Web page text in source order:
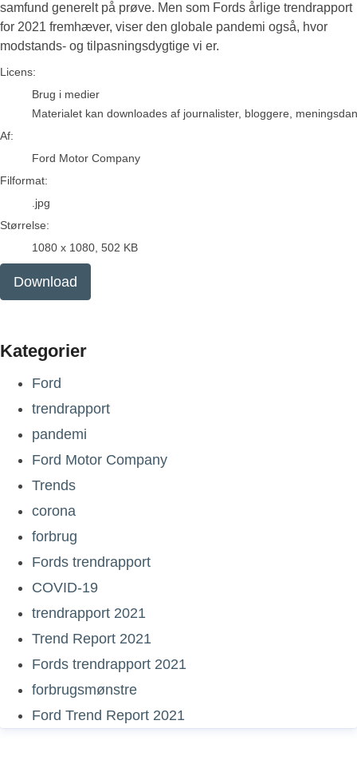
samfund generelt på prøve. Men som Fords årlige trendrapport
for 2021 fremhæver, viser den globale pandemi også, hvor
modstands- og tilpasningsdygtige vi er.
Ford Motor Company
Licens:
Brug i medier
Materialet kan downloades af journalister, bloggere,
Af:
Ford Motor Company
Filformat:
.jpg
Størrelse:
1080 x 1080, 502 KB
Download
Kategorier
Ford
trendrapport
pandemi
Ford Motor Company
Trends
corona
forbrug
Fords trendrapport
COVID-19
trendrapport 2021
Trend Report 2021
Fords trendrapport 2021
forbrugsmønstre
Ford Trend Report 2021